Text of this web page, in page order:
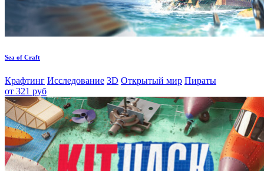
Sea of Craft
Крафтинг Исследование 3D Открытый мир Пираты
от 321 руб